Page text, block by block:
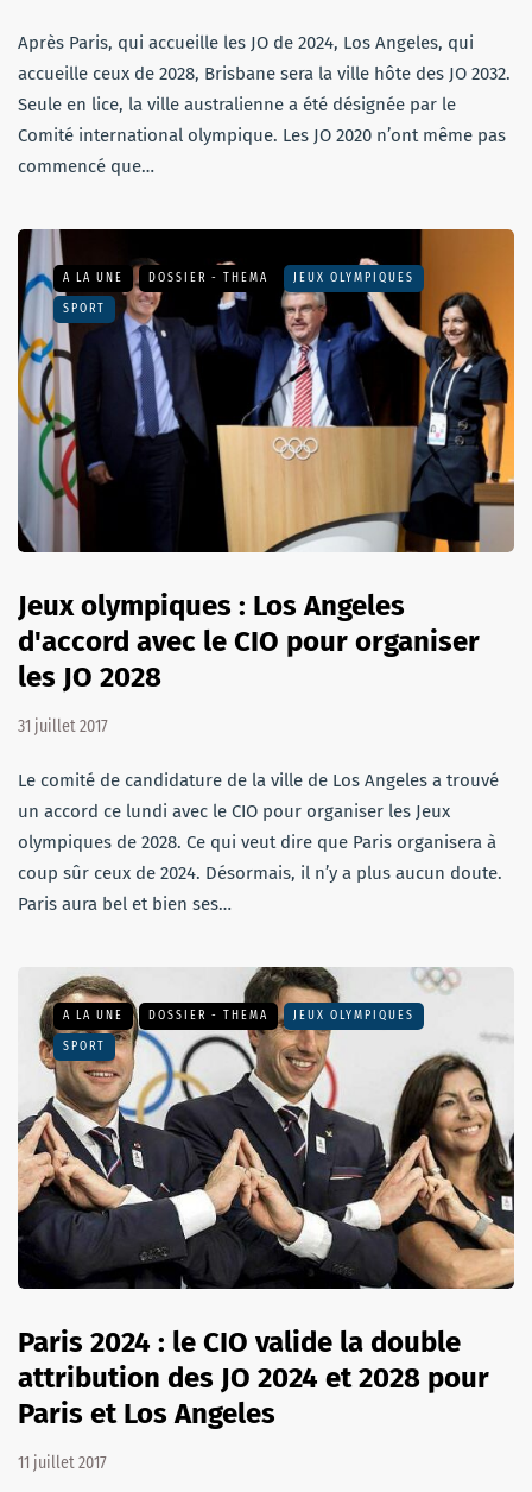
Après Paris, qui accueille les JO de 2024, Los Angeles, qui
accueille ceux de 2028, Brisbane sera la ville hôte des JO 2032.
Seule en lice, la ville australienne a été désignée par le
Comité international olympique. Les JO 2020 n’ont même pas
commencé que…
A LA UNE DOSSIER - THEMA JEUX OLYMPIQUES
SPORT
Jeux olympiques : Los Angeles
d'accord avec le CIO pour organiser
les JO 2028
31 juillet 2017
Le comité de candidature de la ville de Los Angeles a trouvé
un accord ce lundi avec le CIO pour organiser les Jeux
olympiques de 2028. Ce qui veut dire que Paris organisera à
coup sûr ceux de 2024. Désormais, il n’y a plus aucun doute.
Paris aura bel et bien ses…
A LA UNE DOSSIER - THEMA JEUX OLYMPIQUES
SPORT
Paris 2024 : le CIO valide la double
attribution des JO 2024 et 2028 pour
Paris et Los Angeles
11 juillet 2017